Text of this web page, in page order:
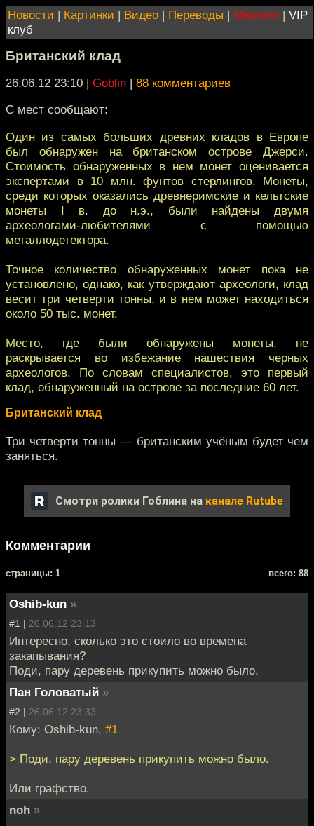
Новости | Картинки | Видео | Переводы | Магазин | VIP
клуб
Британский клад
26.06.12 23:10 | Goblin | 88 комментариев
C мест сообщают:
Один из самых больших древних кладов в Европе
был обнаружен на британском острове Джерси.
Стоимость обнаруженных в нем монет оценивается
экспертами в 10 млн. фунтов стерлингов. Монеты,
среди которых оказались древнеримские и кельтские
монеты I в. до н.э., были найдены двумя
археологами-любителями с помощью
металлодетектора.
Точное количество обнаруженных монет пока не
установлено, однако, как утверждают археологи, клад
весит три четверти тонны, и в нем может находиться
около 50 тыс. монет.
Место, где были обнаружены монеты, не
раскрывается во избежание нашествия черных
археологов. По словам специалистов, это первый
клад, обнаруженный на острове за последние 60 лет.
Британский клад
Три четверти тонны — британским учёным будет чем
заняться.
Смотри ролики Гоблина на канале Rutube
Комментарии
cтраницы: 1 всего: 88
Oshib-kun »
#1 | 26.06.12 23:13
Интересно, сколько это стоило во времена
закапывания?
Поди, пару деревень прикупить можно было.
Пан Головатый »
#2 | 26.06.12 23:33
Кому: Oshib-kun, #1
> Поди, пару деревень прикупить можно было.
Или графство.
noh »